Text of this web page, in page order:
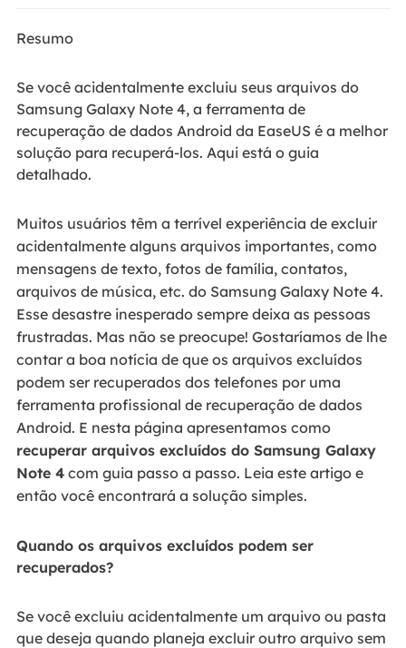
Resumo
Se você acidentalmente excluiu seus arquivos do
Samsung Galaxy Note 4, a ferramenta de
recuperação de dados Android da EaseUS é a melhor
solução para recuperá-los. Aqui está o guia
detalhado.
Muitos usuários têm a terrível experiência de excluir
acidentalmente alguns arquivos importantes, como
mensagens de texto, fotos de família, contatos,
arquivos de música, etc. do Samsung Galaxy Note 4.
Esse desastre inesperado sempre deixa as pessoas
frustradas. Mas não se preocupe! Gostaríamos de lhe
contar a boa notícia de que os arquivos excluídos
podem ser recuperados dos telefones por uma
ferramenta profissional de recuperação de dados
Android. E nesta página apresentamos como
recuperar arquivos excluídos do Samsung Galaxy
Note 4 com guia passo a passo. Leia este artigo e
então você encontrará a solução simples.
Quando os arquivos excluídos podem ser
recuperados?
Se você excluiu acidentalmente um arquivo ou pasta
que deseja quando planeja excluir outro arquivo sem